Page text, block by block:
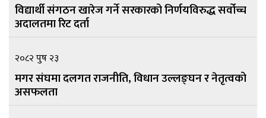
विद्यार्थी संगठन खारेज गर्ने सरकारको निर्णयविरुद्ध सर्वोच्च
अदालतमा रिट दर्ता
२०८२ पुष २३
मगर संघमा दलगत राजनीति, विधान उल्लङ्घन र नेतृत्वको
असफलता